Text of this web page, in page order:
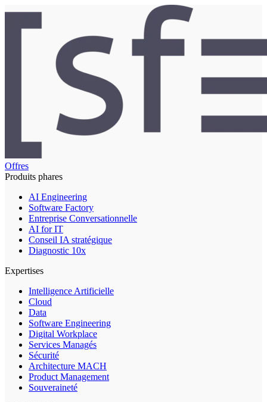
Offres
Produits phares
AI Engineering
Software Factory
Entreprise Conversationnelle
AI for IT
Conseil IA stratégique
Diagnostic 10x
Expertises
Intelligence Artificielle
Cloud
Data
Software Engineering
Digital Workplace
Services Managés
Sécurité
Architecture MACH
Product Management
Souveraineté